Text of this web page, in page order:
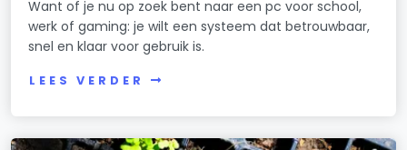
Want of je nu op zoek bent naar een pc voor school,
werk of gaming: je wilt een systeem dat betrouwbaar,
snel en klaar voor gebruik is.
LEES VERDER